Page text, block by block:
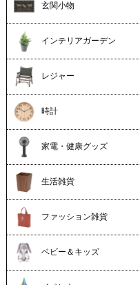
玄関小物
インテリアガーデン
レジャー
時計
家電・健康グッズ
生活雑貨
ファッション雑貨
ベビー＆キッズ